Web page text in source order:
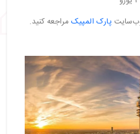
پارک المپیک مراجعه کنید.